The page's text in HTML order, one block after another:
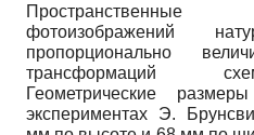
фотоизображений
пропорционально
трансформаций
Геометрические
экспериментах Э.